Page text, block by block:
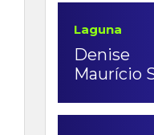
Laguna
Denise
Maurício